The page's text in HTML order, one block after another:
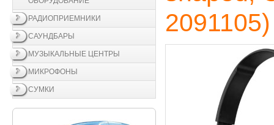
РАДИОПРИЕМНИКИ
САУНДБАРЫ
МУЗЫКАЛЬНЫЕ ЦЕНТРЫ
МИКРОФОНЫ
СУМКИ
2091105)